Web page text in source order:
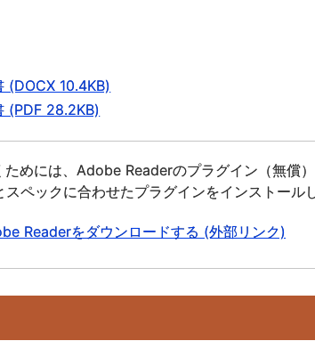
(DOCX 10.4KB)
(PDF 28.2KB)
ためには、Adobe Readerのプラグイン（無償
ペックに合わせたプラグインをインストール
Readerをダウンロードする (外部リンク)